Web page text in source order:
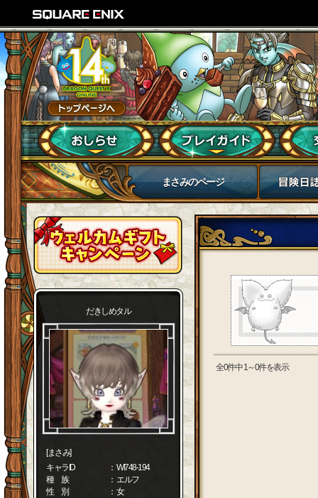
まさみのページ
だきしめタル
[まさみ]
キャラID
： WI748-194
種 族
： エルフ
性 別
： 女
全0件中 1～0件を表示